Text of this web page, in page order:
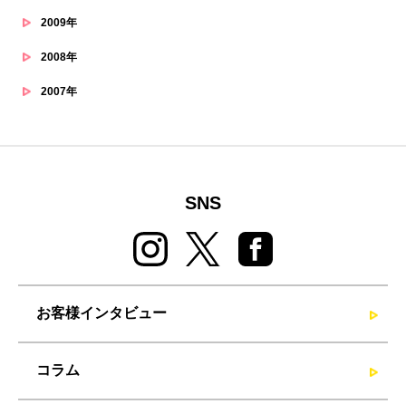
2009年
2008年
2007年
SNS
お客様インタビュー
コラム